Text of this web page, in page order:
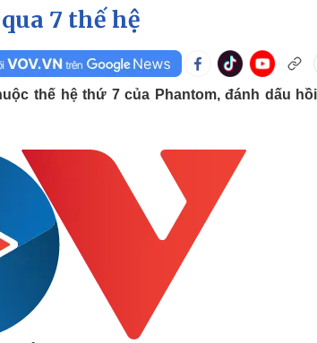
Infographic
thao
Ô tô - Xe máy
Tư vấn
- Điện ảnh
Giải trí
Nghệ sĩ
Thời trang
Sao Việt
7 thế hệ
thế hệ thứ 7 của Phantom, đánh dấu